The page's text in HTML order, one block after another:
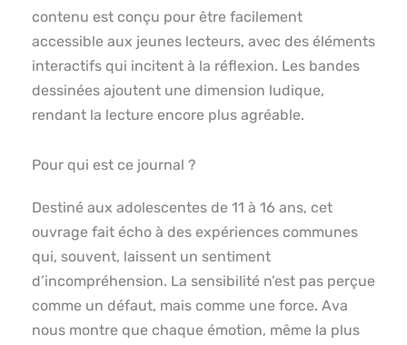
contenu est conçu pour être facilement
accessible aux jeunes lecteurs, avec des éléments
interactifs qui incitent à la réflexion. Les bandes
dessinées ajoutent une dimension ludique,
rendant la lecture encore plus agréable.
Pour qui est ce journal ?
Destiné aux adolescentes de 11 à 16 ans, cet
ouvrage fait écho à des expériences communes
qui, souvent, laissent un sentiment
d’incompréhension. La sensibilité n’est pas perçue
comme un défaut, mais comme une force. Ava
nous montre que chaque émotion, même la plus